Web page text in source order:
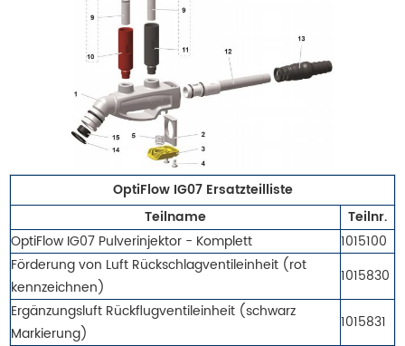
OptiFlow IG07 Ersatzteilliste
Teilname
Teilnr.
OptiFlow IG07 Pulverinjektor - Komplett
1015100
Förderung von Luft Rückschlagventileinheit (rot
kennzeichnen)
1015830
Ergänzungsluft Rückflugventileinheit (schwarz
Markierung)
1015831